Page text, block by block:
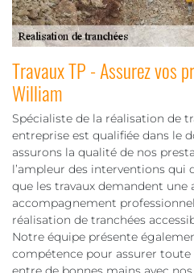
Travaux TP - Assurez vos
William
Spécialiste de la réalisation de
entreprise est qualifiée dans le
assurons la qualité de nos
l’ampleur des interventions qui
que les travaux demandent une
accompagnement
réalisation de tranchées
Notre équipe présente
compétence pour assurer